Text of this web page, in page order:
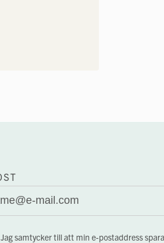
Jag samtycker till att min e-postaddress